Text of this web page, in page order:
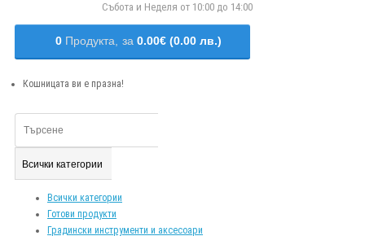
Събота и Неделя от 10:00 до 14:00
0 Продукта, за 0.00€ (0.00 лв.)
Кошницата ви е празна!
Всички категории
Всички категории
Готови продукти
Градински инструменти и аксесоари